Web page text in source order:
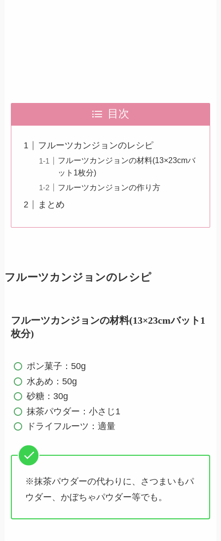
目次
フルーツカンジョンのレシピ
フルーツカンジョンの材料(13×23cmバ
ット1枚分)
フルーツカンジョンの作り方
まとめ
フルーツカンジョンのレシピ
フルーツカンジョンの材料(13×23cmバット1
枚分)
ポン菓子：50g
水あめ：50g
砂糖：30g
抹茶パウダー：小さじ1
ドライフルーツ：適量
※抹茶パウダーの代わりに、さつまいもパ
ウダー、かぼちゃパウダー等でも。